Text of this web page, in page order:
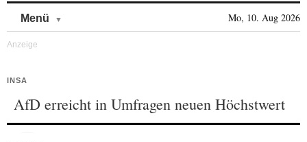
Menü Mo, 10. Aug 2026
INSA
AfD erreicht in Umfragen neuen Höchstwert